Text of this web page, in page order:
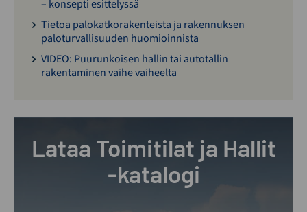
– konsepti esittelyssä
Tietoa palokatkorakenteista ja rakennuksen
paloturvallisuuden huomioinnista
VIDEO: Puurunkoisen hallin tai autotallin
rakentaminen vaihe vaiheelta
Lataa Toimitilat ja Hallit
-katalogi